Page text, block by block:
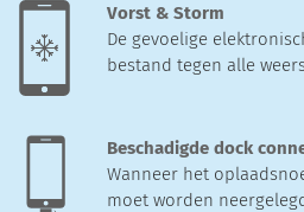
Vorst & Storm
De gevoelige
bestand tegen alle
Beschadigde dock
Wanneer het
moet worden